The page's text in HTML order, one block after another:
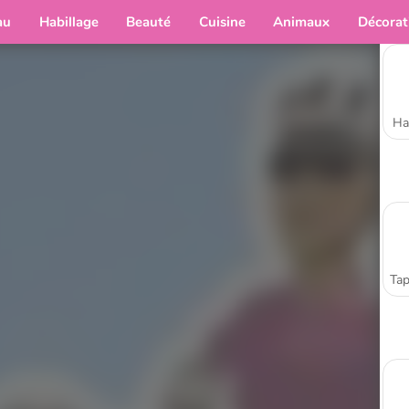
Habillage Beauté Cuisine Animaux